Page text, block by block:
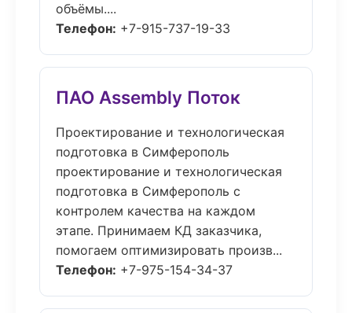
объёмы....
Телефон: +7-915-737-19-33
ПАО Assembly Поток
Проектирование и технологическая
подготовка в Симферополь
проектирование и технологическая
подготовка в Симферополь с
контролем качества на каждом
этапе. Принимаем КД заказчика,
помогаем оптимизировать произв...
Телефон: +7-975-154-34-37